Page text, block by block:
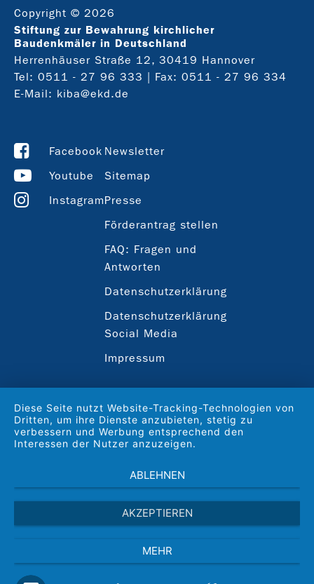
Copyright © 2026
Stiftung zur Bewahrung kirchlicher
Baudenkmäler in Deutschland
Herrenhäuser Straße 12, 30419 Hannover
Tel: 0511 - 27 96 333 | Fax: 0511 - 27 96 334
E-Mail: kiba@ekd.de
Facebook
Youtube
Instagram
Newsletter
Sitemap
Presse
Förderantrag stellen
FAQ: Fragen und
Antworten
Datenschutzerklärung
Datenschutzerklärung
Social Media
Impressum
Diese Seite nutzt Website-Tracking-Technologien von
Dritten, um ihre Dienste anzubieten, stetig zu
verbessern und Werbung entsprechend den
Interessen der Nutzer anzuzeigen.
ABLEHNEN
AKZEPTIEREN
MEHR